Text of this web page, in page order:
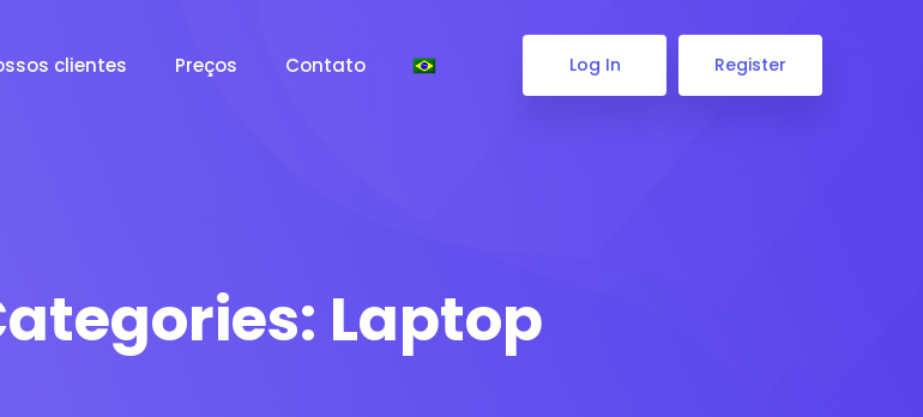
clientes Preços Contato Log In Register
Laptop